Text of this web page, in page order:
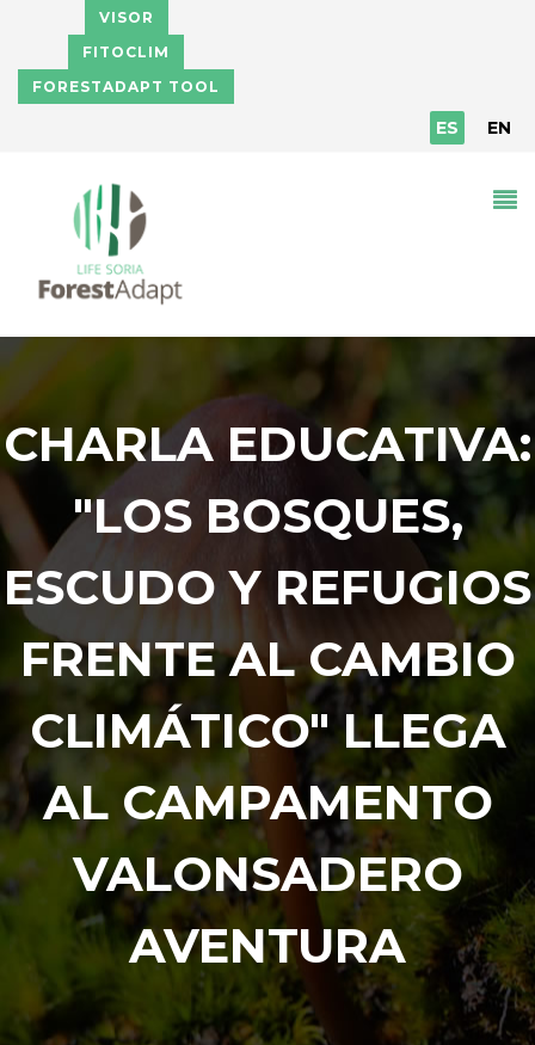
Pasar al contenido principal
VISOR
FITOCLIM
FORESTADAPT TOOL
ES EN
CHARLA EDUCATIVA:
"LOS BOSQUES,
ESCUDO Y REFUGIOS
FRENTE AL CAMBIO
CLIMÁTICO" LLEGA
AL CAMPAMENTO
VALONSADERO
AVENTURA